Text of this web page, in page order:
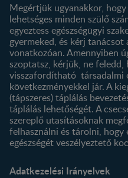
Megértjük ugyanakkor,
lehetséges minden szülő
egyeztess egészségügyi
gyermeked, és kérj tanácsot
vonatkozóan. Amennyiben
szoptatsz, kérjük, ne feledd,
visszafordítható társadalmi
következményekkel jár. A
(tápszeres) táplálás
táplálás lehetőségét. A
szereplő utasításoknak
felhasználni és tárolni, hogy
egészségét veszélyeztető
Adatkezelési Irányelvek